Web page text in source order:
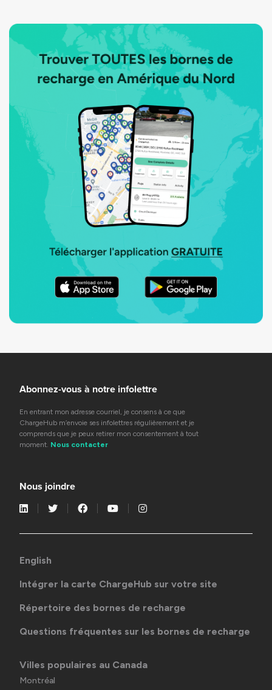
Abonnez-vous à notre infolettre
En entrant mon adresse courriel, je consens à ce que
ChargeHub m’envoie ses infolettres régulièrement et je
comprends que je peux retirer mon consentement à tout
moment. Nous contacter
Nous joindre
English
Intégrer la carte ChargeHub sur votre site
Répertoire des bornes de recharge
Questions fréquentes sur les bornes de recharge
Villes populaires au Canada
Montréal